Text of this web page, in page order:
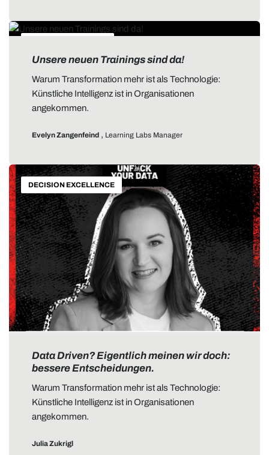
Unsere neuen Trainings sind da!
Warum Transformation mehr ist als Technologie:
Künstliche Intelligenz ist in Organisationen
angekommen.
Evelyn Zangenfeind, Learning Labs Manager
DECISION EXCELLENCE
Data Driven? Eigentlich meinen wir doch:
bessere Entscheidungen.
Warum Transformation mehr ist als Technologie:
Künstliche Intelligenz ist in Organisationen
angekommen.
Julia Zukrigl